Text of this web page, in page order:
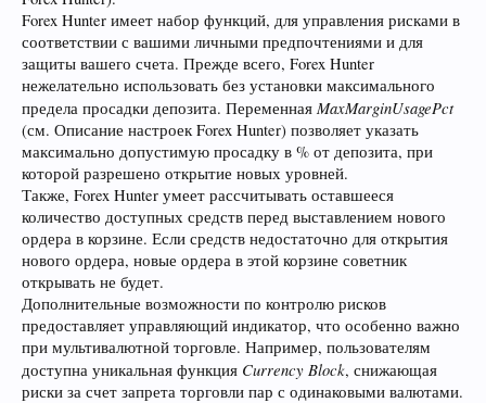
Forex Hunter имеет набор функций, для управления рисками в
соответствии с вашими личными предпочтениями и для
защиты вашего счета. Прежде всего, Forex Hunter
нежелательно использовать без установки максимального
предела просадки депозита. Переменная MaxMarginUsagePct
(см. Описание настроек Forex Hunter) позволяет указать
максимально допустимую просадку в % от депозита, при
которой разрешено открытие новых уровней.
Также, Forex Hunter умеет рассчитывать оставшееся
количество доступных средств перед выставлением нового
ордера в корзине. Если средств недостаточно для открытия
нового ордера, новые ордера в этой корзине советник
открывать не будет.
Дополнительные возможности по контролю рисков
предоставляет управляющий индикатор, что особенно важно
при мультивалютной торговле. Например, пользователям
доступна уникальная функция Currency Block, снижающая
риски за счет запрета торговли пар с одинаковыми валютами.